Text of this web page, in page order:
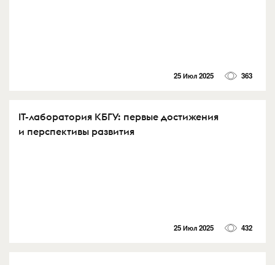
25 Июл 2025 363
IT-лаборатория КБГУ: первые достижения
и перспективы развития
25 Июл 2025 432